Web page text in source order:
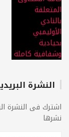
النشرة
اشترك فى النشرة
نشرها